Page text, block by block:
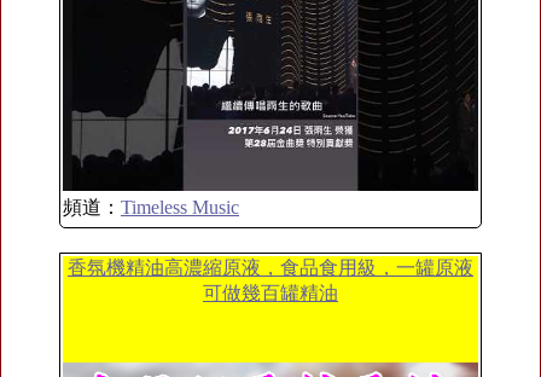
頻道： Timeless Music
香氛機精油高濃縮原液，食品食用級，一罐原液
可做幾百罐精油